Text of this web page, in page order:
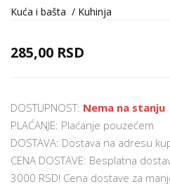
Kuća i bašta / Kuhinja
285,00 RSD
DOSTUPNOST: Nema na stanju
PLAĆANJE: Plaćanje pouzećem
DOSTAVA: Dostava na adresu
CENA DOSTAVE: Besplatna
3000 RSD! Cena dostave za